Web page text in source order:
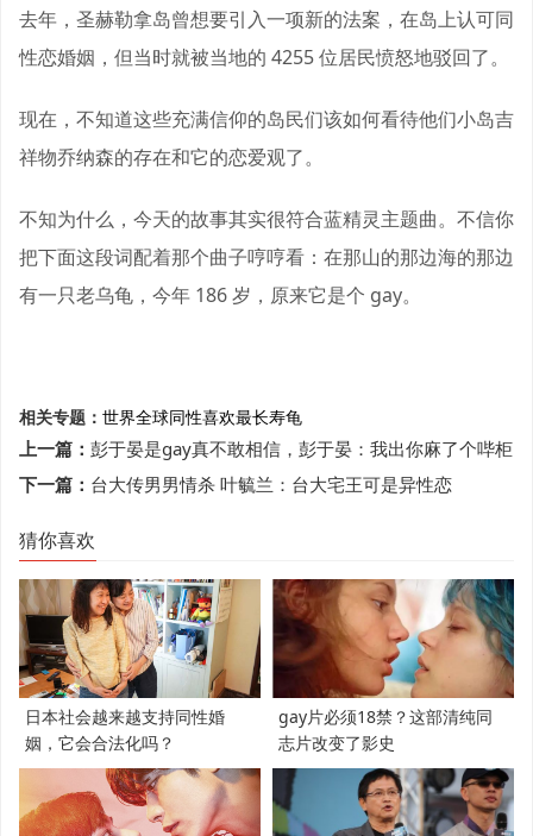
去年，圣赫勒拿岛曾想要引入一项新的法案，在岛上认可同
性恋婚姻，但当时就被当地的 4255 位居民愤怒地驳回了。
现在，不知道这些充满信仰的岛民们该如何看待他们小岛吉
祥物乔纳森的存在和它的恋爱观了。
不知为什么，今天的故事其实很符合蓝精灵主题曲。不信你
把下面这段词配着那个曲子哼哼看：在那山的那边海的那边
有一只老乌龟，今年 186 岁，原来它是个 gay。
相关专题： 世界全球同性喜欢最长寿龟
上一篇： 彭于晏是gay真不敢相信，彭于晏：我出你麻了个哔柜
下一篇： 台大传男男情杀 叶毓兰：台大宅王可是异性恋
猜你喜欢
日本社会越来越支持同性婚
姻，它会合法化吗？
gay片必须18禁？这部清纯同
志片改变了影史